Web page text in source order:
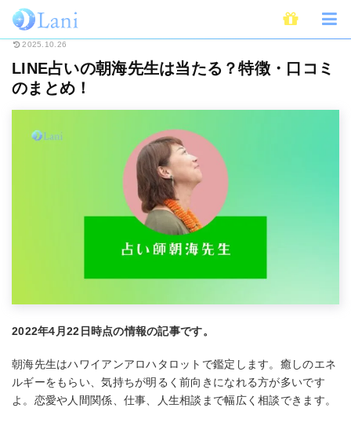
ホーム 電話占い LINE占いの朝海先生は当たる？特徴・口コ
2025.10.26
LINE占いの朝海先生は当たる？特徴・口コミ
のまとめ！
2022年4月22日時点の情報の記事です。
朝海先生はハワイアンアロハタロットで鑑定します。癒しのエネ
ルギーをもらい、気持ちが明るく前向きになれる方が多いです
よ。恋愛や人間関係、仕事、人生相談まで幅広く相談できます。